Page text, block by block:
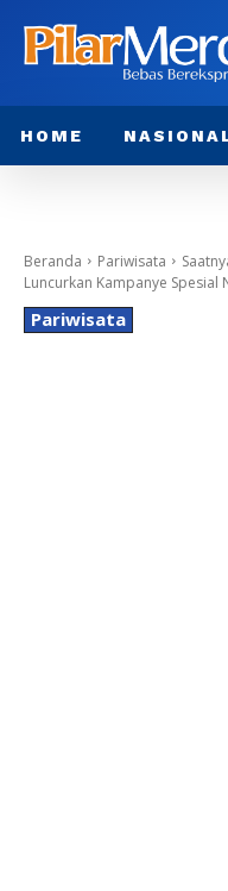
HOME
Beranda Pariwisata
Luncurkan Kampanye Spesial
Pariwisata